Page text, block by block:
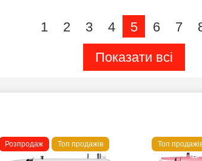
1 2 3 4 5 6 7
Показати всі
Розпродаж Топ продажів Топ